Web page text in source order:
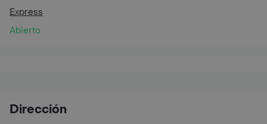
Express
Abierto
Dirección